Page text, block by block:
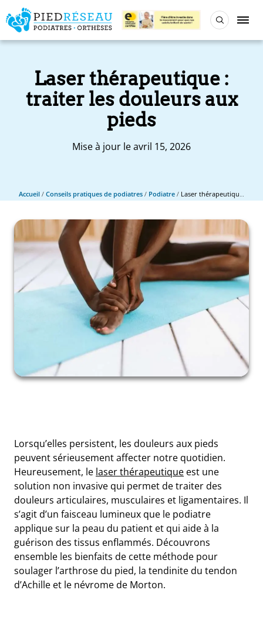
Laser thérapeutique :
traiter les douleurs aux
pieds
Mise à jour le avril 15, 2026
Accueil / Conseils pratiques de podiatres / Podiatre / Laser thérapeutique : traiter les douleurs aux pieds
Lorsqu’elles persistent, les douleurs aux pieds
peuvent sérieusement affecter notre quotidien.
Heureusement, le laser thérapeutique est une
solution non invasive qui permet de traiter des
douleurs articulaires, musculaires et ligamentaires. Il
s’agit d’un faisceau lumineux que le podiatre
applique sur la peau du patient et qui aide à la
guérison des tissus enflammés. Découvrons
ensemble les bienfaits de cette méthode pour
soulager l’arthrose du pied, la tendinite du tendon
d’Achille et le névrome de Morton.